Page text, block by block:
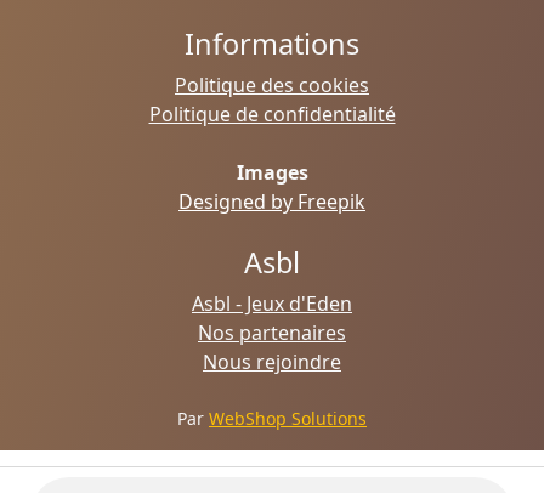
Informations
Politique des cookies
Politique de confidentialité
Images
Designed by Freepik
Asbl
Asbl - Jeux d'Eden
Nos partenaires
Nous rejoindre
Par WebShop Solutions